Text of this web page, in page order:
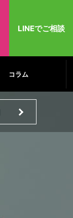
LINEでご相談
コラム